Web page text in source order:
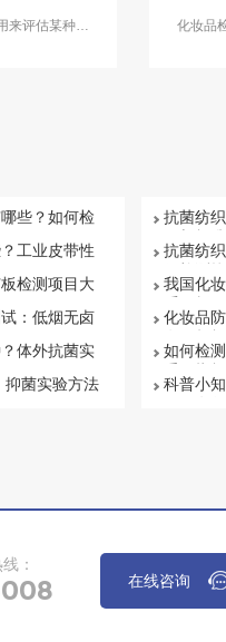
来评估某种物
化妆品
些？如何检
工业皮带性
检测项目大
：低烟无卤
体外抗菌实
抑菌实验方法
抗菌纺
抗菌纺
我国化
化妆品
如何检
科普小
：
在线咨询